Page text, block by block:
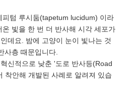
피텀 루시둠(tapetum lucidum) 이라
빛을 한 번 더 반사해 시각 세포가
데요. 밤에 고양이 눈이 빛나는 것
사층 때문입니다.
신적으로 낮춘 '도로 반사등(Road
착안해 개발된 사례로 알려져 있습